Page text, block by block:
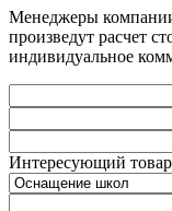
Менеджеры
произведут расчет
индивидуальное
Интересующий товар